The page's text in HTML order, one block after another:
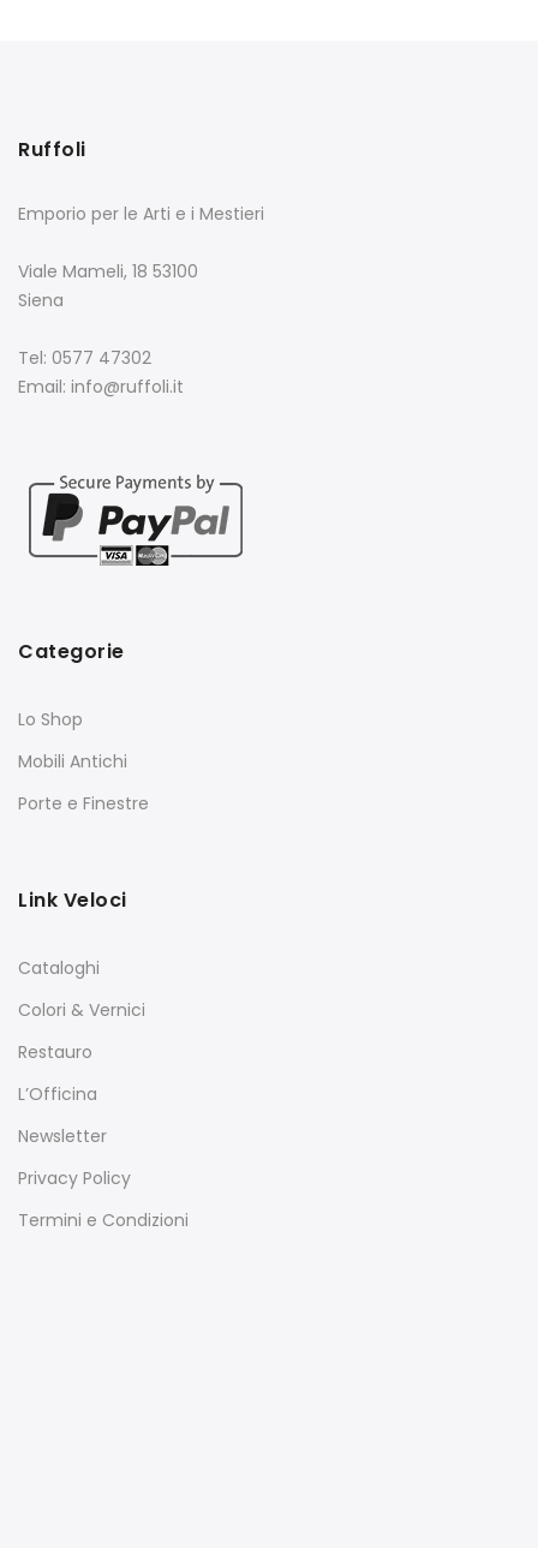
Ruffoli
Emporio per le Arti e i Mestieri
Viale Mameli, 18 53100
Siena
Tel: 0577 47302
Email: info@ruffoli.it
Categorie
Lo Shop
Mobili Antichi
Porte e Finestre
Link Veloci
Cataloghi
Colori & Vernici
Restauro
L’Officina
Newsletter
Privacy Policy
Termini e Condizioni